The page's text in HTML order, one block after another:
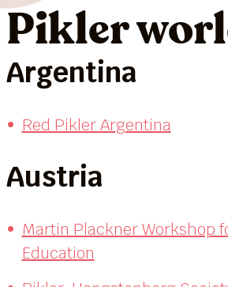
Pikler
Argentina
Red Pikler Argentina
Austria
Martin Plackner Workshop
Education